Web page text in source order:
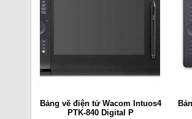
Bảng vẽ điện tử Wacom Intuos4
PTK-840 Digital P